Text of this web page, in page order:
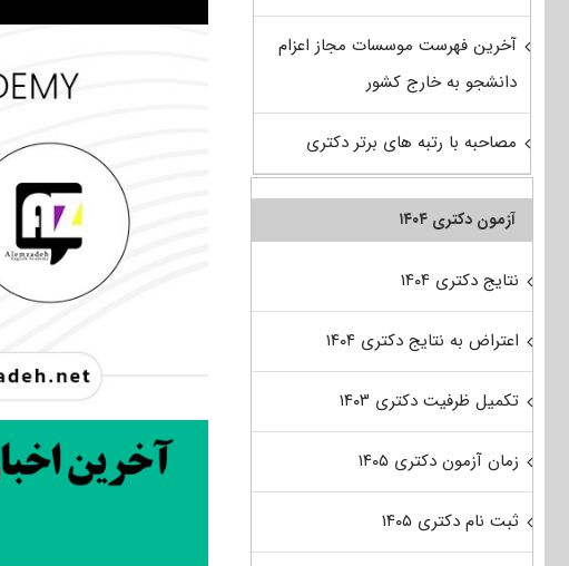
آخرین فهرست موسسات مجاز اعزام
دانشجو به خارج کشور
مصاحبه با رتبه های برتر دکتری
آزمون دکتری ۱۴۰۴
نتایج دکتری ۱۴۰۴
اعتراض به نتایج دکتری ۱۴۰۴
تکمیل ظرفیت دکتری ۱۴۰۳
زمان آزمون دکتری ۱۴۰۵
ثبت نام دکتری ۱۴۰۵